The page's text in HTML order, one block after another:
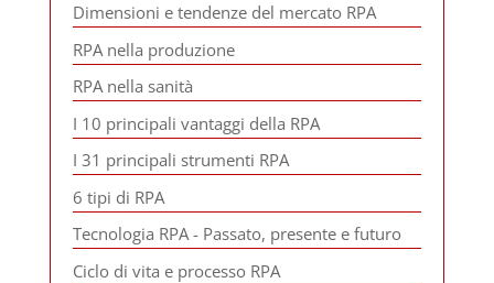
Dimensioni e tendenze del mercato RPA
RPA nella produzione
RPA nella sanità
I 10 principali vantaggi della RPA
I 31 principali strumenti RPA
6 tipi di RPA
Tecnologia RPA - Passato, presente e futuro
Ciclo di vita e processo RPA